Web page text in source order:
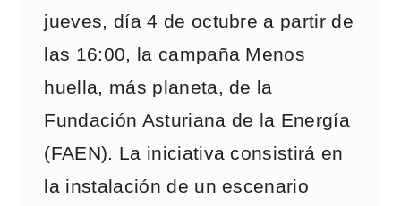
jueves, día 4 de octubre a partir de
las 16:00, la campaña Menos
huella, más planeta, de la
Fundación Asturiana de la Energía
(FAEN). La iniciativa consistirá en
la instalación de un escenario